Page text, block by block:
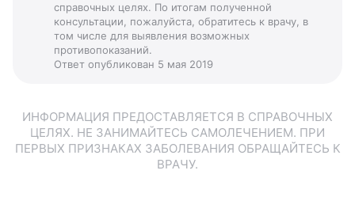
справочных целях. По итогам полученной
консультации, пожалуйста, обратитесь к врачу, в
том числе для выявления возможных
противопоказаний.
Ответ опубликован 5 мая 2019
ИНФОРМАЦИЯ ПРЕДОСТАВЛЯЕТСЯ В СПРАВОЧНЫХ
ЦЕЛЯХ. НЕ ЗАНИМАЙТЕСЬ САМОЛЕЧЕНИЕМ. ПРИ
ПЕРВЫХ ПРИЗНАКАХ ЗАБОЛЕВАНИЯ ОБРАЩАЙТЕСЬ К
ВРАЧУ.